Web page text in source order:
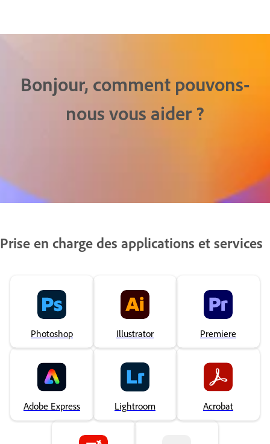
Bonjour, comment pouvons-
nous vous aider ?
Prise en charge des applications et services
Photoshop Illustrator Premiere
Adobe Express Lightroom Acrobat